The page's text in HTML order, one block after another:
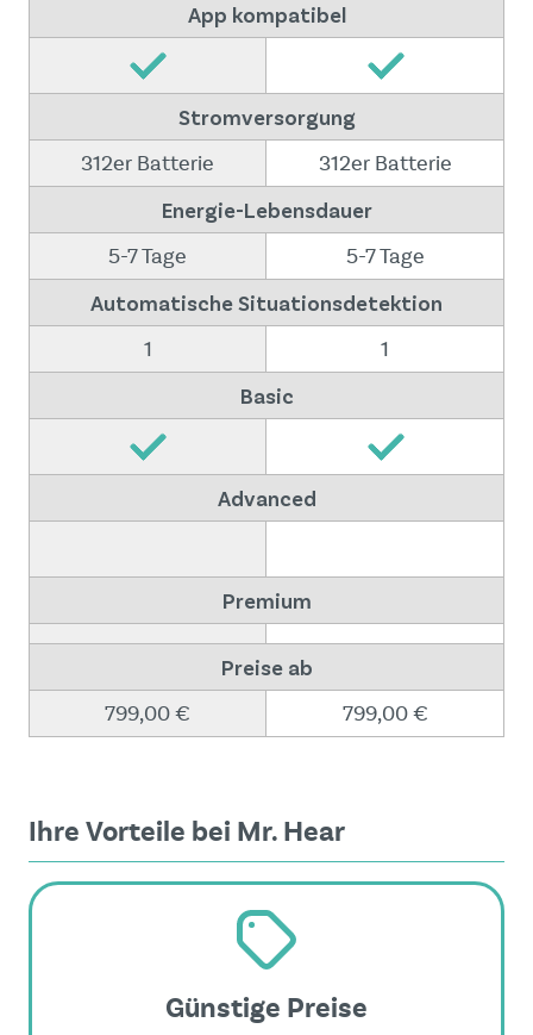
App kompatibel
Stromversorgung
312er Batterie
312er Batterie
Energie-Lebensdauer
5-7 Tage
5-7 Tage
Automatische Situationsdetektion
1
1
Basic
Advanced
Premium
Preise ab
799,00 €
799,00 €
Ihre Vorteile bei Mr. Hear
Günstige Preise